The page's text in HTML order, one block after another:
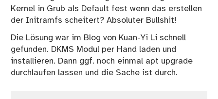
Kernel in Grub als Default fest wenn das erstellen
der Initramfs scheitert? Absoluter Bullshit!
Die Lösung war im Blog von Kuan-Yi Li schnell
gefunden. DKMS Modul per Hand laden und
installieren. Dann ggf. noch einmal apt upgrade
durchlaufen lassen und die Sache ist durch.